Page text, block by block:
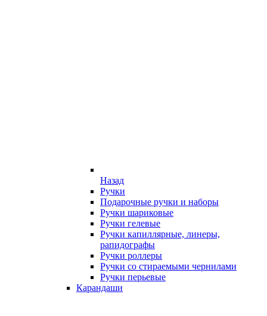
Назад
Ручки
Подарочные ручки и наборы
Ручки шариковые
Ручки гелевые
Ручки капиллярные, линеры,
рапидографы
Ручки роллеры
Ручки со стираемыми чернилами
Ручки перьевые
Карандаши